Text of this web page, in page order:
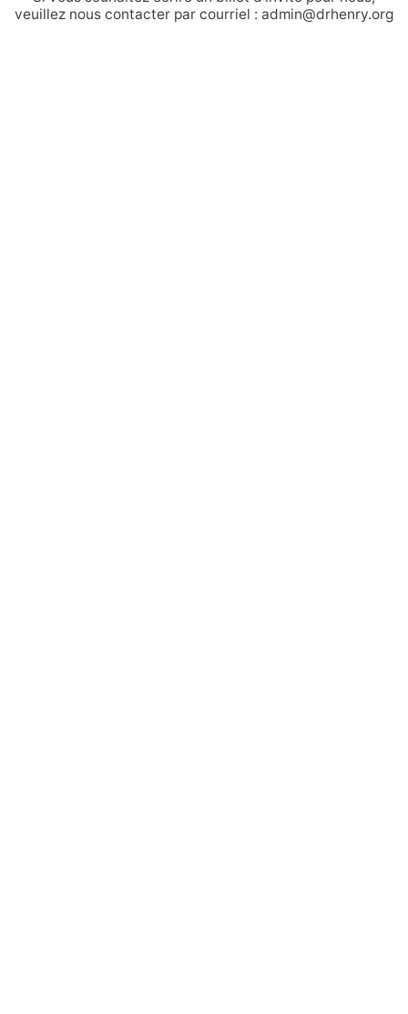
veuillez nous contacter par courriel : admin@drhenry.org